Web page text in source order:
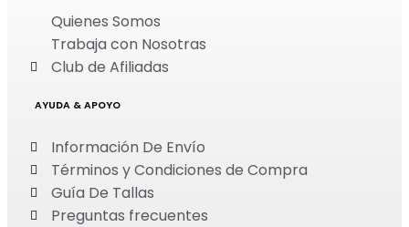
Quienes Somos
Trabaja con Nosotras
Club de Afiliadas
AYUDA & APOYO
Información De Envío
Términos y Condiciones de Compra
Guía De Tallas
Preguntas frecuentes